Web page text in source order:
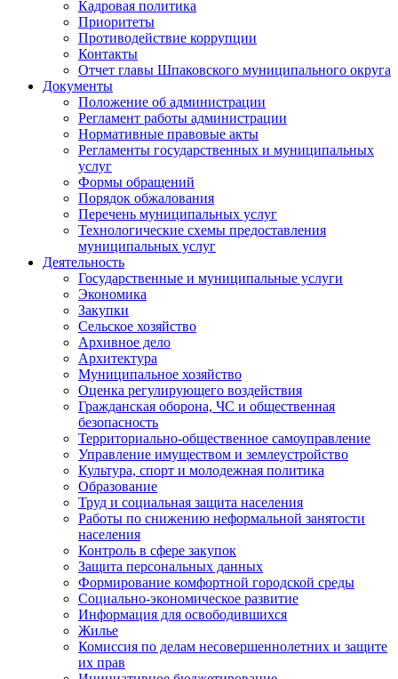
Кадровая политика
Приоритеты
Противодействие коррупции
Контакты
Отчет главы Шпаковского муниципального округа
Документы
Положение об администрации
Регламент работы администрации
Нормативные правовые акты
Регламенты государственных и муниципальных
услуг
Формы обращений
Порядок обжалования
Перечень муниципальных услуг
Технологические схемы предоставления
муниципальных услуг
Деятельность
Государственные и муниципальные услуги
Экономика
Закупки
Сельское хозяйство
Архивное дело
Архитектура
Муниципальное хозяйство
Оценка регулирующего воздействия
Гражданская оборона, ЧС и общественная
безопасность
Территориально-общественное самоуправление
Управление имуществом и землеустройство
Культура, спорт и молодежная политика
Образование
Труд и социальная защита населения
Работы по снижению неформальной занятости
населения
Контроль в сфере закупок
Защита персональных данных
Формирование комфортной городской среды
Социально-экономическое развитие
Информация для освободившихся
Жилье
Комиссия по делам несовершеннолетних и защите
их прав